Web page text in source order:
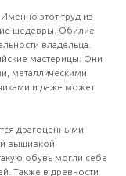
этот труд из
шедевры. Обилие
владельца.
мастерицы. Они
металлическими
и даже может
драгоценными
вышивкой
обувь могли себе
Также в древности